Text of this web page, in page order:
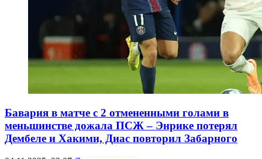
Бавария в матче с 2 отмененными голами в
меньшинстве дожала ПСЖ – Энрике потерял
Дембеле и Хакими, Диас повторил Забарного